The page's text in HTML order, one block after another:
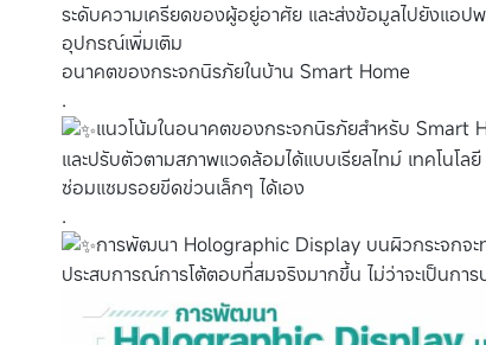
ระดับความเครียดของผู้อยู่อาศัย และส่งข้อมูลไปยังแอป
อุปกรณ์เพิ่มเติม
อนาคตของกระจกนิรภัยในบ้าน Smart Home
.
แนวโน้มในอนาคตของกระจกนิรภัยสำหรับ Smart
และปรับตัวตามสภาพแวดล้อมได้แบบเรียลไทม์ เทคโนโ
ซ่อมแซมรอยขีดข่วนเล็กๆ ได้เอง
.
การพัฒนา Holographic Display บนผิวกระจกจะ
ประสบการณ์การโต้ตอบที่สมจริงมากขึ้น ไม่ว่าจะเป็นกา